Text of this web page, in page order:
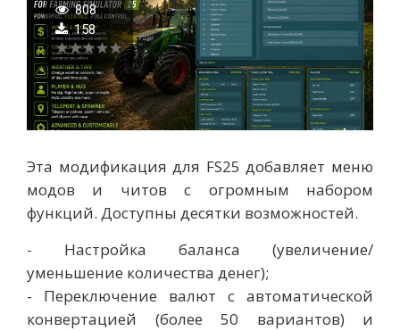
808
158
Эта модификация для FS25 добавляет меню
модов и читов с огромным набором
функций. Доступны десятки возможностей.
- Настройка баланса (увеличение/
уменьшение количества денег);
- Переключение валют с автоматической
конвертацией (более 50 вариантов) и